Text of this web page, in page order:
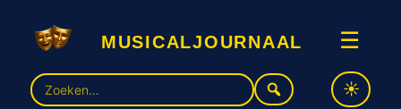
musicaljournaal ☰
Zoek
naar: